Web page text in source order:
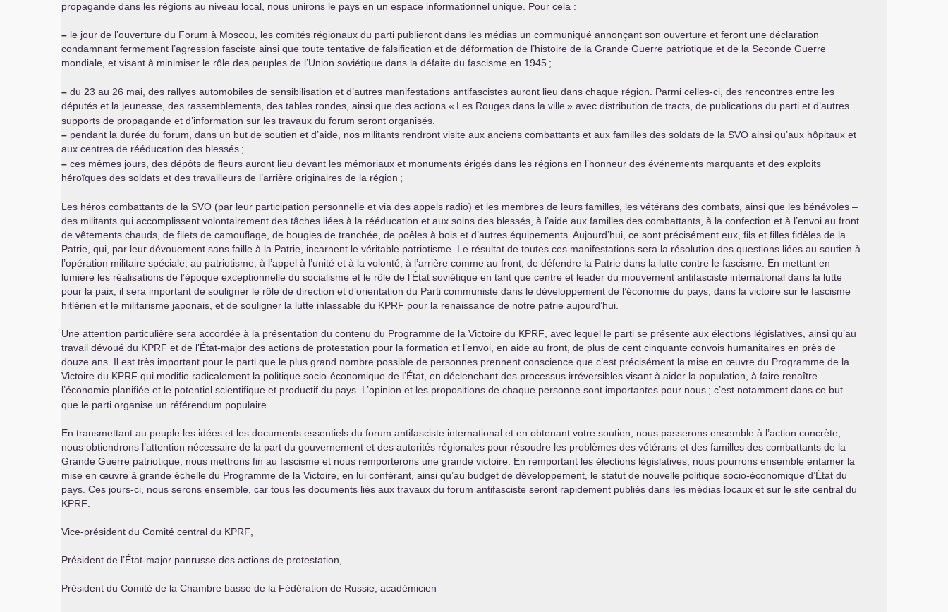
propagande dans les régions au niveau local, nous unirons le pays en un espace informationnel unique. Pour cela :
– le jour de l’ouverture du Forum à Moscou, les comités régionaux du parti publieront dans les médias un communiqué annonçant son ouverture et feront une déclaration
condamnant fermement l’agression fasciste ainsi que toute tentative de falsification et de déformation de l’histoire de la Grande Guerre patriotique et de la Seconde Guerre
mondiale, et visant à minimiser le rôle des peuples de l’Union soviétique dans la défaite du fascisme en 1945 ;
– du 23 au 26 mai, des rallyes automobiles de sensibilisation et d’autres manifestations antifascistes auront lieu dans chaque région. Parmi celles-ci, des rencontres entre les
députés et la jeunesse, des rassemblements, des tables rondes, ainsi que des actions « Les Rouges dans la ville» avec distribution de tracts, de publications du parti et d’autres
supports de propagande et d’information sur les travaux du forum seront organisés.
– pendant la durée du forum, dans un but de soutien et d’aide, nos militants rendront visite aux anciens combattants et aux familles des soldats de la SVO ainsi qu’aux hôpitaux et
aux centres de rééducation des blessés ;
– ces mêmes jours, des dépôts de fleurs auront lieu devant les mémoriaux et monuments érigés dans les régions en l’honneur des événements marquants et des exploits
héroïques des soldats et des travailleurs de l’arrière originaires de la région ;
Les héros combattants de la SVO (par leur participation personnelle et via des appels radio) et les membres de leurs familles, les vétérans des combats, ainsi que les bénévoles –
des militants qui accomplissent volontairement des tâches liées à la rééducation et aux soins des blessés, à l’aide aux familles des combattants, à la confection et à l’envoi au front
de vêtements chauds, de filets de camouflage, de bougies de tranchée, de poêles à bois et d’autres équipements. Aujourd’hui, ce sont précisément eux, fils et filles fidèles de la
Patrie, qui, par leur dévouement sans faille à la Patrie, incarnent le véritable patriotisme. Le résultat de toutes ces manifestations sera la résolution des questions liées au soutien à
l’opération militaire spéciale, au patriotisme, à l’appel à l’unité et à la volonté, à l’arrière comme au front, de défendre la Patrie dans la lutte contre le fascisme. En mettant en
lumière les réalisations de l’époque exceptionnelle du socialisme et le rôle de l’État soviétique en tant que centre et leader du mouvement antifasciste international dans la lutte
pour la paix, il sera important de souligner le rôle de direction et d’orientation du Parti communiste dans le développement de l’économie du pays, dans la victoire sur le fascisme
hitlérien et le militarisme japonais, et de souligner la lutte inlassable du KPRF pour la renaissance de notre patrie aujourd’hui.
Une attention particulière sera accordée à la présentation du contenu du Programme de la Victoire du KPRF , avec lequel le parti se présente aux élections législatives, ainsi qu’au
travail dévoué du KPRF et de l’État-major des actions de protestation pour la formation et l’envoi, en aide au front, de plus de cent cinquante convois humanitaires en près de
douze ans. Il est très important pour le parti que le plus grand nombre possible de personnes prennent conscience que c’est précisément la mise en œuvre du Programme de la
Victoire du KPRF qui modifie radicalement la politique socio-économique de l’État, en déclenchant des processus irréversibles visant à aider la population, à faire renaître
l’économie planifiée et le potentiel scientifique et productif du pays. L’opinion et les propositions de chaque personne sont importantes pour nous ; c’est notamment dans ce but
que le parti organise un référendum populaire.
En transmettant au peuple les idées et les documents essentiels du forum antifasciste international et en obtenant votre soutien, nous passerons ensemble à l’action concrète,
nous obtiendrons l’attention nécessaire de la part du gouvernement et des autorités régionales pour résoudre les problèmes des vétérans et des familles des combattants de la
Grande Guerre patriotique, nous mettrons fin au fascisme et nous remporterons une grande victoire. En remportant les élections législatives, nous pourrons ensemble entamer la
mise en œuvre à grande échelle du Programme de la Victoire, en lui conférant, ainsi qu’au budget de développement, le statut de nouvelle politique socio-économique d’État du
pays. Ces jours-ci, nous serons ensemble, car tous les documents liés aux travaux du forum antifasciste seront rapidement publiés dans les médias locaux et sur le site central du
KPRF
Vice-président du Comité central du KPRF
Président de l’État-major panrusse des actions de protestation,
Président du Comité de la Chambre basse de la Fédération de Russie, académicien